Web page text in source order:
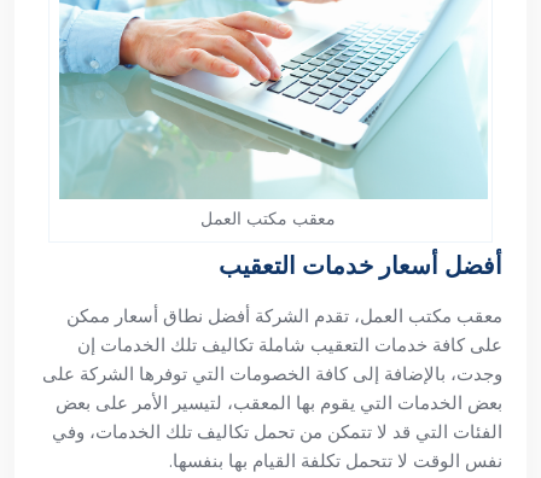
معقب مكتب العمل
أفضل أسعار خدمات التعقيب
معقب مكتب العمل، تقدم الشركة أفضل نطاق أسعار ممكن
على كافة خدمات التعقيب شاملة تكاليف تلك الخدمات إن
وجدت، بالإضافة إلى كافة الخصومات التي توفرها الشركة على
بعض الخدمات التي يقوم بها المعقب، لتيسير الأمر على بعض
الفئات التي قد لا تتمكن من تحمل تكاليف تلك الخدمات، وفي
نفس الوقت لا تتحمل تكلفة القيام بها بنفسها.